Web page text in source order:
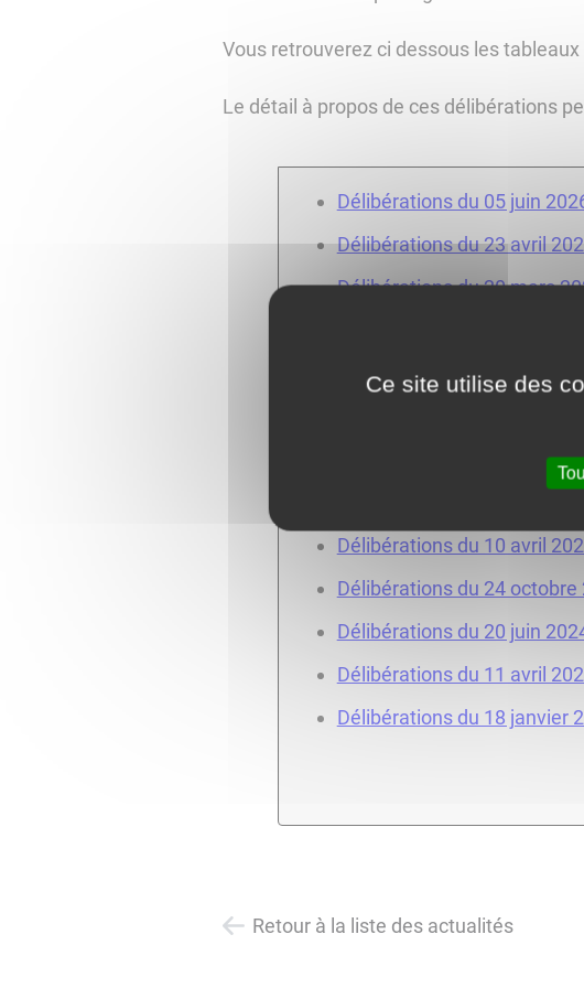
Vous retrouverez ci dessous les
Le détail à propos de ces délibérations
Délibérations du 05 juin
Délibérations du 23 avril
Délibérations du 20 mars
Délibérations du 13
Délibérations du 9 juillet
Délibérations du 10 avril
Délibérations du 24 octobre
Délibérations du 20 juin
Délibérations du 11 avril
Délibérations du 18 janvier
Retour à la liste des actualités
Ce site utilise des